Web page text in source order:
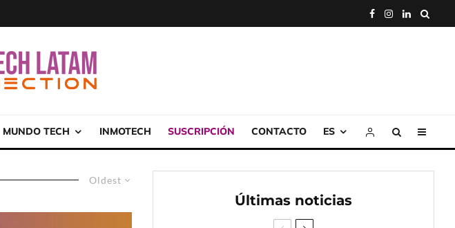
MUNDO TECH INMOTECH SUSCRIPCIÓN CONTACTO ES
Oldest
Últimas noticias